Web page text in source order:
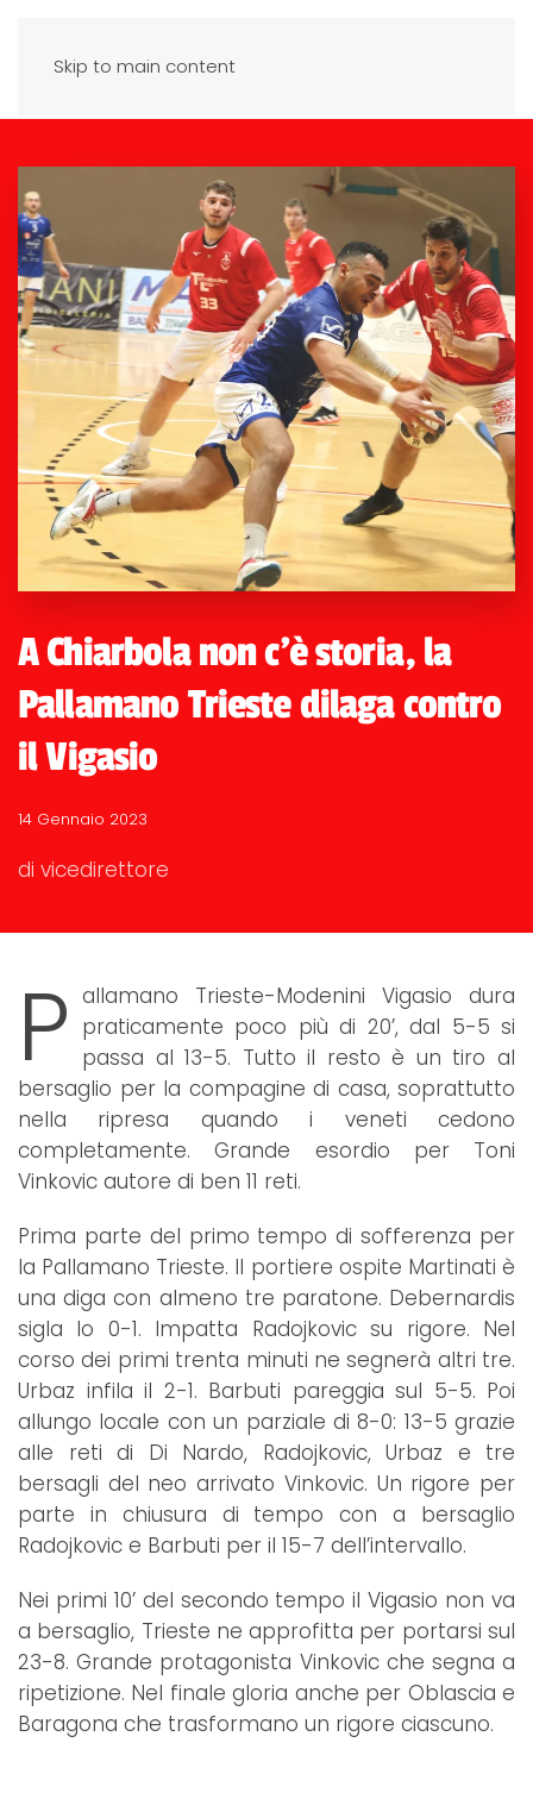
Skip to main content
A Chiarbola non c'è storia, la
Pallamano Trieste dilaga contro
il Vigasio
14 Gennaio 2023
di vicedirettore
P allamano Trieste-Modenini Vigasio dura
praticamente poco più di 20’, dal 5-5 si
passa al 13-5. Tutto il resto è un tiro al
bersaglio per la compagine di casa, soprattutto
nella ripresa quando i veneti cedono
completamente. Grande esordio per Toni
Vinkovic autore di ben 11 reti.
Prima parte del primo tempo di sofferenza per
la Pallamano Trieste. Il portiere ospite Martinati è
una diga con almeno tre paratone. Debernardis
sigla lo 0-1. Impatta Radojkovic su rigore. Nel
corso dei primi trenta minuti ne segnerà altri tre.
Urbaz infila il 2-1. Barbuti pareggia sul 5-5. Poi
allungo locale con un parziale di 8-0: 13-5 grazie
alle reti di Di Nardo, Radojkovic, Urbaz e tre
bersagli del neo arrivato Vinkovic. Un rigore per
parte in chiusura di tempo con a bersaglio
Radojkovic e Barbuti per il 15-7 dell’intervallo.
Nei primi 10’ del secondo tempo il Vigasio non va
a bersaglio, Trieste ne approfitta per portarsi sul
23-8. Grande protagonista Vinkovic che segna a
ripetizione. Nel finale gloria anche per Oblascia e
Baragona che trasformano un rigore ciascuno.